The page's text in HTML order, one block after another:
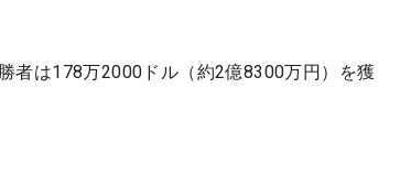
者は178万2000ドル（約2億8300万円）を獲